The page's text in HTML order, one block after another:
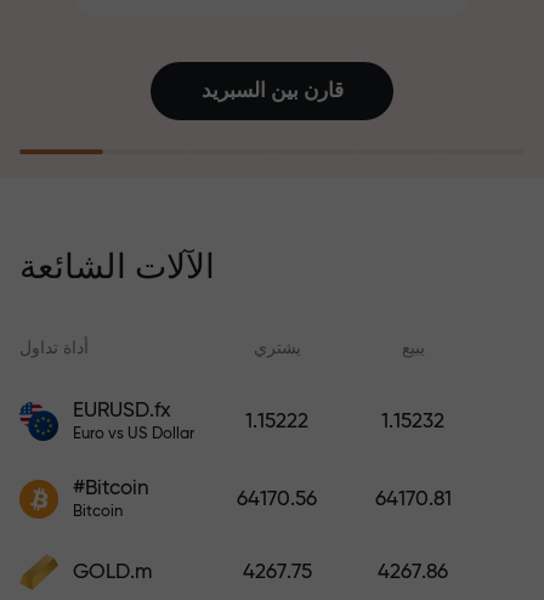
إنستا فوركس على هاتف آيفون أو ماك
بوك أو رحلة أحلامه بمجرد إيداعه مبلغًا
من المال.
خسائرك ويضمن لك مضاعفة أرباحك
ثلاث مرات خلال ستة أشهر. تداول
مطبعياً. كلما زاد مبلغ الإيداع، زادت
قارن بين السبرید
الآلات الشائعة
أداة تداول يشتري يبيع
EURUSD.fx
Euro vs US Dollar
1.15222 1.15232
#Bitcoin
Bitcoin
64170.56 64170.81
GOLD.m 4267.75 4267.86